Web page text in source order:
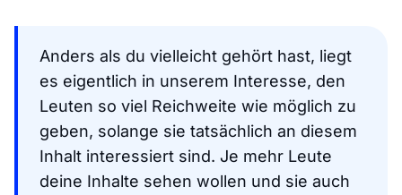
Anders als du vielleicht gehört hast, liegt
es eigentlich in unserem Interesse, den
Leuten so viel Reichweite wie möglich zu
geben, solange sie tatsächlich an diesem
Inhalt interessiert sind. Je mehr Leute
deine Inhalte sehen wollen und sie auch